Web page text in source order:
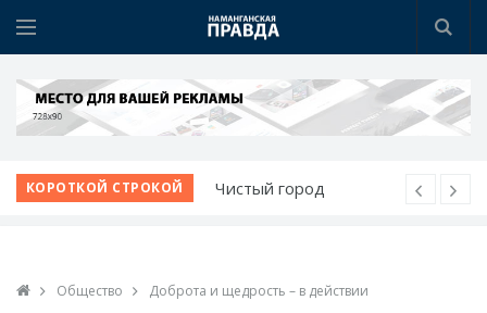
КОРОТКОЙ СТРОКОЙ
Чистый город
Развитие
Общество Доброта и щедрость – в действии